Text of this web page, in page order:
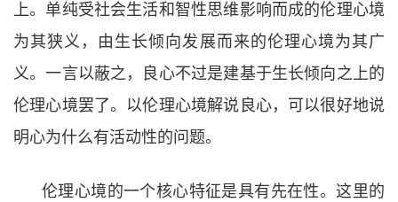
上。单纯受社会生活和智性思维影响而成的伦理心境
为其狭义，由生长倾向发展而来的伦理心境为其广
义。一言以蔽之，良心不过是建基于生长倾向之上的
伦理心境罢了。以伦理心境解说良心，可以很好地说
明心为什么有活动性的问题。
伦理心境的一个核心特征是具有先在性。这里的